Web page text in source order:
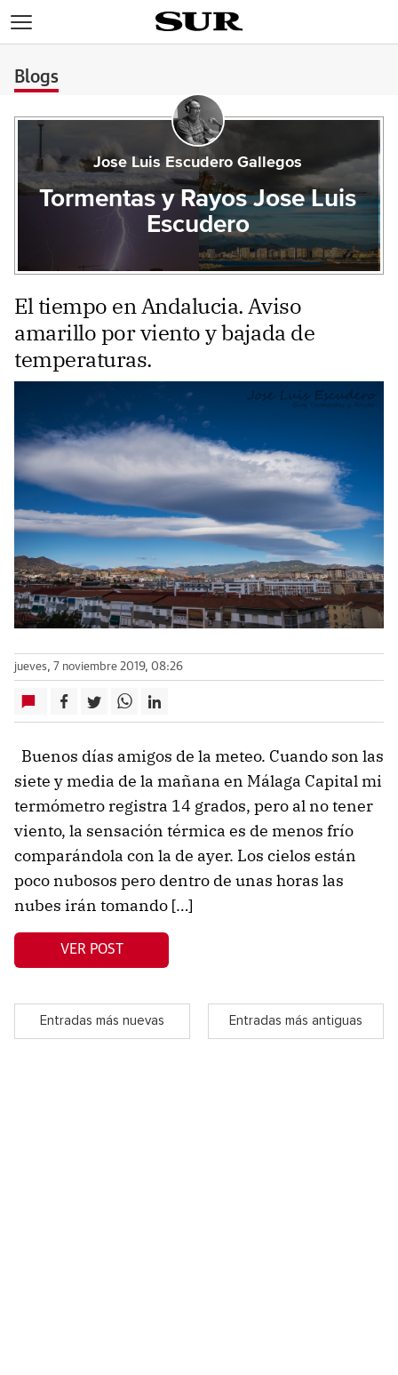
Blogs
Jose Luis Escudero Gallegos
Tormentas y Rayos Jose Luis
Escudero
El tiempo en Andalucia. Aviso
amarillo por viento y bajada de
temperaturas.
jueves, 7 noviembre 2019, 08:26
Buenos días amigos de la meteo. Cuando son las
siete y media de la mañana en Málaga Capital mi
termómetro registra 14 grados, pero al no tener
viento, la sensación térmica es de menos frío
comparándola con la de ayer. Los cielos están
poco nubosos pero dentro de unas horas las
nubes irán tomando […]
VER POST
Entradas más nuevas Entradas más antiguas